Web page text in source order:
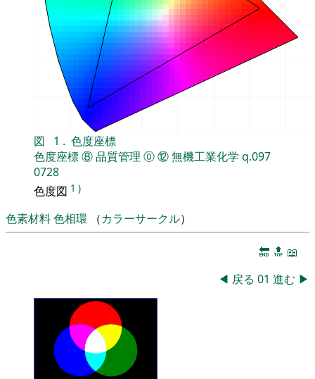
図 1 . 色度座標
色度座標⑧品質管理 ⓪⑫無機工業化学 q.097
0728
色度図 1 )
色素材料色相環 （カラーサークル）
🔚 🔝 📖
◀ 戻る 01 進む ▶